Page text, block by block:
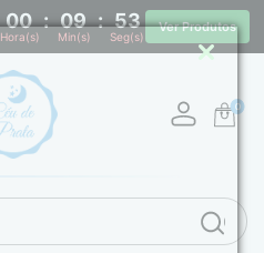
00 : 09 : 52
Hora(s) Min(s) Seg(s)
Ver Produtos
0